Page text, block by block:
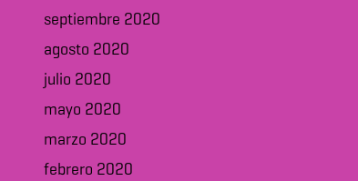
septiembre 2020
agosto 2020
julio 2020
mayo 2020
marzo 2020
febrero 2020